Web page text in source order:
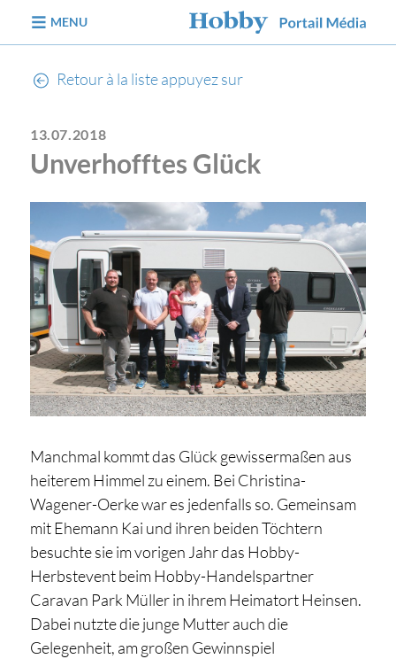
MENU
Retour à la liste appuyez sur
13.07.2018
Unverhofftes Glück
Manchmal kommt das Glück gewissermaßen aus
heiterem Himmel zu einem. Bei Christina-
Wagener-Oerke war es jedenfalls so. Gemeinsam
mit Ehemann Kai und ihren beiden Töchtern
besuchte sie im vorigen Jahr das Hobby-
Herbstevent beim Hobby-Handelspartner
Caravan Park Müller in ihrem Heimatort Heinsen.
Dabei nutzte die junge Mutter auch die
Gelegenheit, am großen Gewinnspiel